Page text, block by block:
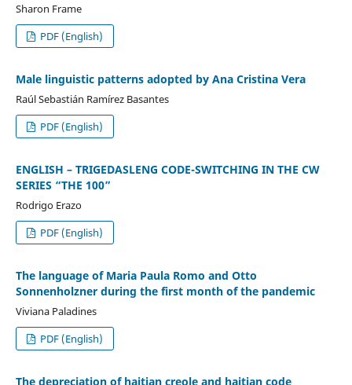
Sharon Frame
PDF (English)
Male linguistic patterns adopted by Ana Cristina Vera
Raúl Sebastián Ramírez Basantes
PDF (English)
ENGLISH – TRIGEDASLENG CODE-SWITCHING IN THE CW
SERIES “THE 100”
Rodrigo Erazo
PDF (English)
The language of Maria Paula Romo and Otto
Sonnenholzner during the first month of the pandemic
Viviana Paladines
PDF (English)
The depreciation of haitian creole and haitian code